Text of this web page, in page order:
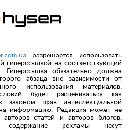
разрешается использовать
гиперссылкой на соответствующий
Гиперссылка обязательно должна
абзаца вне зависимости от
использования материалов.
будет расцениваться как
законом прав интеллектуальной
информацию. Редакция может не
авторов статей и авторов блогов.
содержание рекламы несут